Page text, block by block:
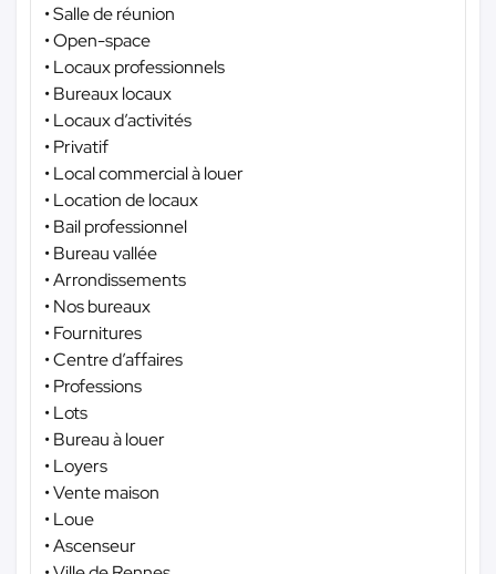
• Salle de réunion
• Open-space
• Locaux professionnels
• Bureaux locaux
• Locaux d’activités
• Privatif
• Local commercial à louer
• Location de locaux
• Bail professionnel
• Bureau vallée
• Arrondissements
• Nos bureaux
• Fournitures
• Centre d’affaires
• Professions
• Lots
• Bureau à louer
• Loyers
• Vente maison
• Loue
• Ascenseur